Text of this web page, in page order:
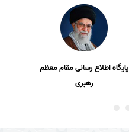
پایگاه اطلاع رسانی مقام معظم
رهبری